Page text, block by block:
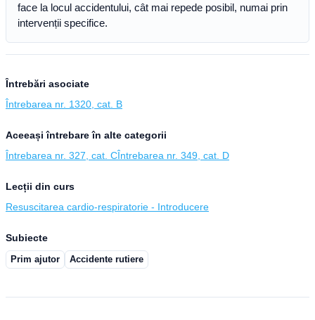
face la locul accidentului, cât mai repede posibil, numai prin
intervenții specifice.
Întrebări asociate
Întrebarea nr. 1320, cat. B
Aceeași întrebare în alte categorii
Întrebarea nr. 327, cat. CÎntrebarea nr. 349, cat. D
Lecții din curs
Resuscitarea cardio-respiratorie - Introducere
Subiecte
Prim ajutor Accidente rutiere